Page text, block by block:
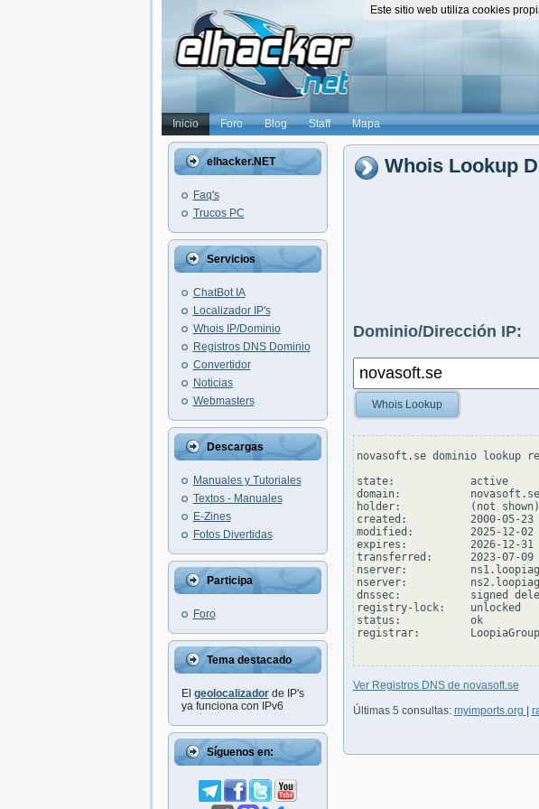
Inicio Foro Blog Staff Mapa
elhacker.NET
Faq's
Trucos PC
Servicios
ChatBot IA
Localizador IP's
Whois IP/Dominio
Registros DNS Dominio
Convertidor
Noticias
Webmasters
Descargas
Manuales y Tutoriales
Textos - Manuales
E-Zines
Fotos Divertidas
Participa
Foro
Tema destacado
El geolocalizadorde IP's
ya funciona con IPv6
Síguenos en:
Whois Lookup
Dominio/Dirección IP:
Whois Lookup
novasoft.se dominio lookup
state:            active
domain:           novasoft.se
holder:           (not shown)
created:          2000-05-23
modified:         2025-12-02
expires:          2026-12-31
transferred:      2023-07-09
nserver:
nserver:
dnssec:           signed
registry-lock:    unlocked
status:           ok
registrar:
Ver Registros DNS de novasoft.se
Últimas 5 consultas: myimports.org
Este sitio web utiliza cookies